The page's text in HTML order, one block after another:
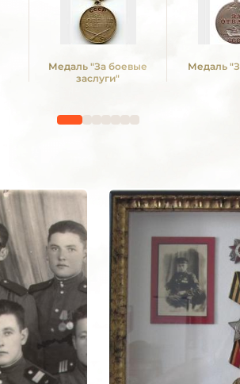
Медаль "За боевые
заслуги"
Медаль